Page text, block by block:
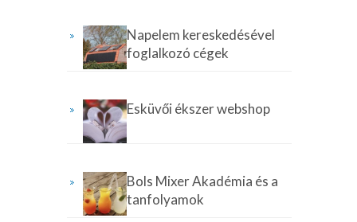
Napelem kereskedésével
foglalkozó cégek
Esküvői ékszer webshop
Bols Mixer Akadémia és a
tanfolyamok